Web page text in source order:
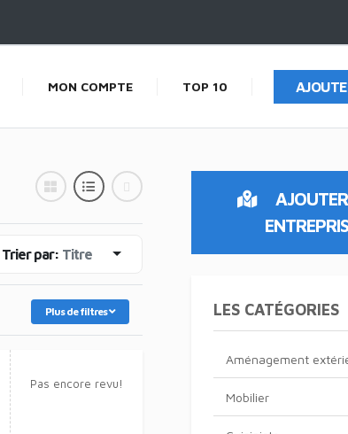
MON COMPTE TOP 10
Trier par: Titre
Plus de filtres
Pas encore revu!
LES CATÉGORIES
Aménagement
Mobilier